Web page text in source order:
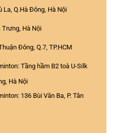
La, Q.Hà Đông, Hà Nội
Trưng, Hà Nội
Đông, Q.7, TP.HCM
Tầng hầm B2 toà U-Silk
Hà Nội
136 Bùi Văn Ba, P. Tân